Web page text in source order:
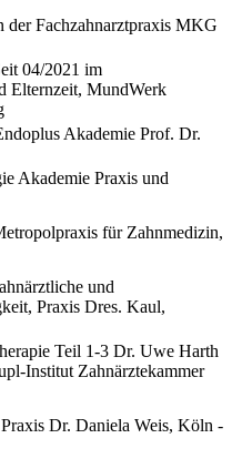
der Fachzahnarztpraxis MKG
04/2021 im
Elternzeit, MundWerk
Akademie Prof. Dr.
Akademie Praxis und
für Zahnmedizin,
und
Praxis Dres. Kaul,
Teil 1-3 Dr. Uwe Harth
Institut Zahnärztekammer
Dr. Daniela Weis, Köln -